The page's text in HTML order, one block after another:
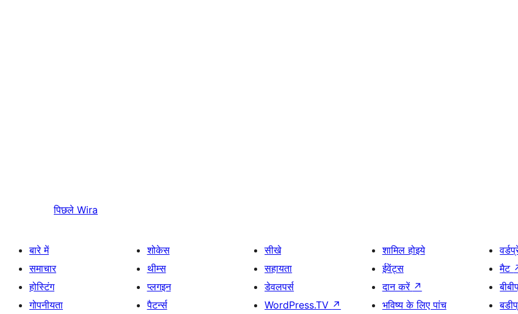
पिछले Wira
बारे में
समाचार
होस्टिंग
गोपनीयता
शोकेस
थीम्स
प्लगइन
पैटर्न्स
सीखे
सहायता
डेवलपर्स
WordPress.TV ↗
शामिल होइये
ईवेंट्स
दान करें ↗
भविष्य के लिए पांच
मैट